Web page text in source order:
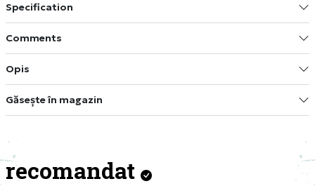
Specification
Comments
Opis
Găsește în magazin
recomandat